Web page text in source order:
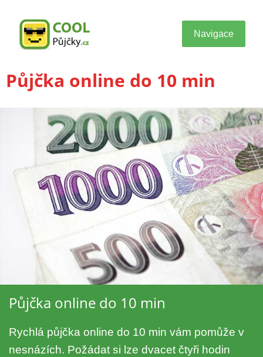
Navigace
Půjčka online do 10 min
Půjčka online do 10 min
Rychlá půjčka online do 10 min vám pomůže v
nesnázích. Požádat si lze dvacet čtyři hodin